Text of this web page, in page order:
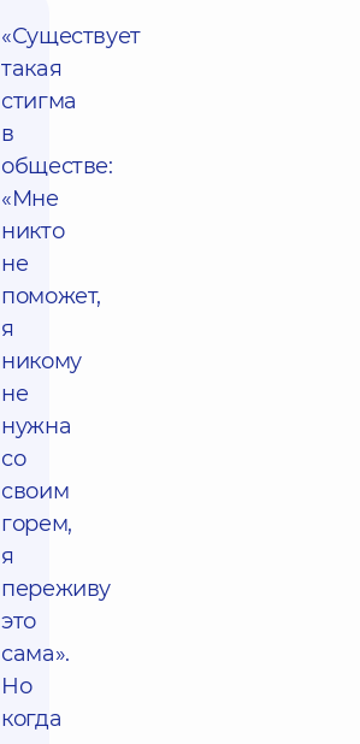
«Существует
такая
стигма
в
обществе:
«Мне
никто
не
поможет,
я
никому
не
нужна
со
своим
горем,
я
переживу
это
сама».
Но
когда